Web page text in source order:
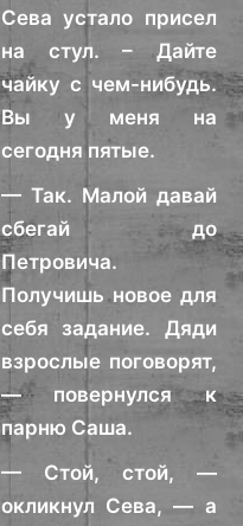
Сева устало присел
на стул. – Дайте
чайку с чем-нибудь.
Вы у меня на
сегодня пятые.
— Так. Малой давай
сбегай до
Петровича.
Получишь новое для
себя задание. Дяди
взрослые поговорят,
— повернулся к
парню Саша.
— Стой, стой, —
окликнул Сева, — а